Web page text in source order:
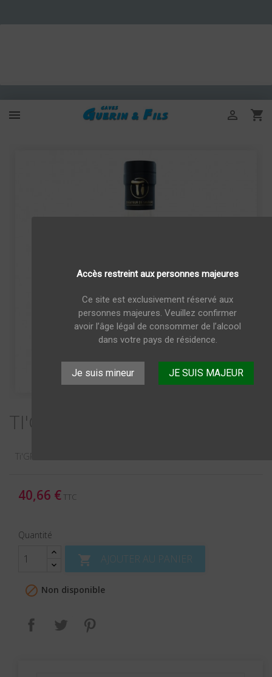
Accès restreint aux personnes majeures
Ce site est exclusivement réservé aux
personnes majeures. Veuillez confirmer
avoir l’âge légal de consommer de l’alcool
dans votre pays de résidence.
Je suis mineur JE SUIS MAJEUR
 

TI'GRIA de Ced Rhum 70 cl
Ti'GRIA 70CL 32% VOL.
40,66 € TTC
Quantité
 AJOUTER AU PANIER
 Non disponible
Partager Tweet